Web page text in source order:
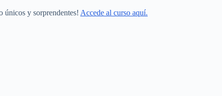
únicos y sorprendentes! Accede al curso aquí.